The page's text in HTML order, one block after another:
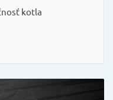
kotla